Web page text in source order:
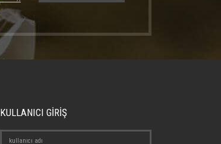
KULLANICI GİRİŞ